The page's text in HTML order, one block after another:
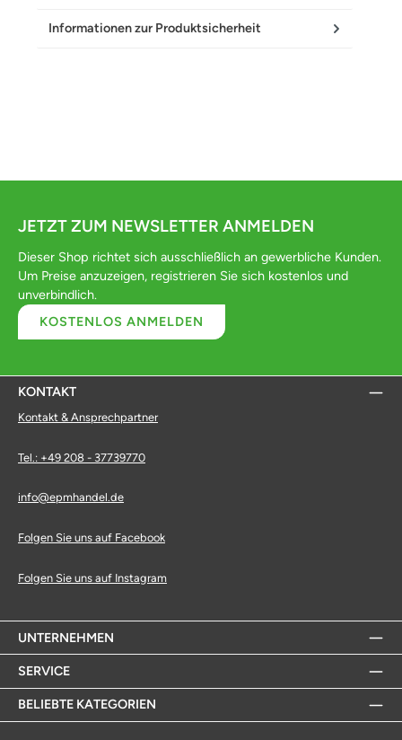
Informationen zur Produktsicherheit
JETZT ZUM NEWSLETTER ANMELDEN
Dieser Shop richtet sich ausschließlich an gewerbliche Kunden.
Um Preise anzuzeigen, registrieren Sie sich kostenlos und
unverbindlich.
KOSTENLOS ANMELDEN
KONTAKT
Kontakt & Ansprechpartner
Tel.: +49 208 - 37739770
info@epmhandel.de
Folgen Sie uns auf Facebook
Folgen Sie uns auf Instagram
UNTERNEHMEN
SERVICE
BELIEBTE KATEGORIEN